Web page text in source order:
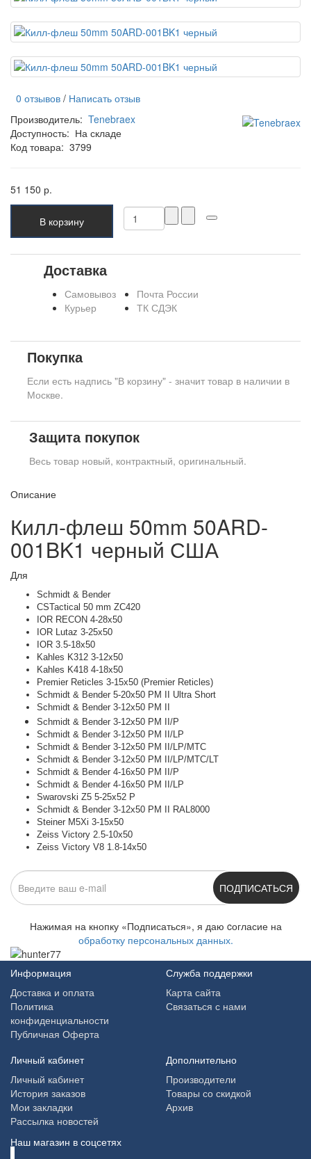
0 отзывов / Написать отзыв
Производитель: Tenebraex
Доступность: На складе
Код товара: 3799
51 150 р.
В корзину
Доставка
Самовывоз
Курьер
Почта России
ТК СДЭК
Покупка
Если есть надпись "В корзину" - значит товар в наличии в
Москве.
Защита покупок
Весь товар новый, контрактный, оригинальный.
Описание
Килл-флеш 50mm 50ARD-
001BK1 черный США
Для
Schmidt & Bender
CSTactical 50 mm ZC420
IOR RECON 4-28x50
IOR Lutaz 3-25x50
IOR 3.5-18x50
Kahles K312 3-12x50
Kahles K418 4-18x50
Premier Reticles 3-15x50 (Premier Reticles)
Schmidt & Bender 5-20x50 PM II Ultra Short
Schmidt & Bender 3-12x50 PM II
Schmidt & Bender 3-12x50 PM II/P
Schmidt & Bender 3-12x50 PM II/LP
Schmidt & Bender 3-12x50 PM II/LP/MTC
Schmidt & Bender 3-12x50 PM II/LP/MTC/LT
Schmidt & Bender 4-16x50 PM II/P
Schmidt & Bender 4-16x50 PM II/LP
Swarovski Z5 5-25x52 P
Schmidt & Bender 3-12x50 PM II RAL8000
Steiner M5Xi 3-15x50
Zeiss Victory 2.5-10x50
Zeiss Victory V8 1.8-14x50
ПОДПИСАТЬСЯ
Нажимая на кнопку «Подписаться», я даю cогласие на
обработку персональных данных.
Информация
Доставка и оплата
Политика
конфиденциальности
Публичная Оферта
Служба поддержки
Карта сайта
Связаться с нами
Личный кабинет
Личный кабинет
История заказов
Мои закладки
Рассылка новостей
Дополнительно
Производители
Товары со скидкой
Архив
Наш магазин в соцсетях